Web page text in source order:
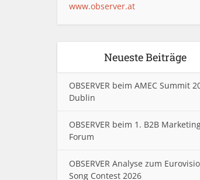
www.observer.at
Neueste Beiträge
OBSERVER beim AMEC Summit
Dublin
OBSERVER beim 1. B2B
Forum
OBSERVER Analyse zum
Song Contest 2026